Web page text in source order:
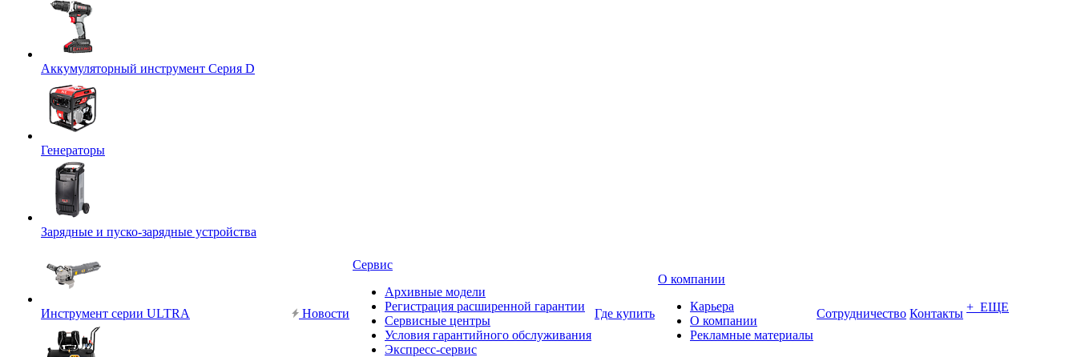
Аккумуляторный инструмент Серия D
Генераторы
Зарядные и пуско-зарядные устройства
Инструмент серии ULTRA Новости
Сервис
Архивные модели
Регистрация расширенной гарантии
Сервисные центры
Условия гарантийного обслуживания
Экспресс-сервис
Где купить
О компании
Карьера
О компании
Рекламные материалы
Сотрудничество Контакты + ЕЩЕ